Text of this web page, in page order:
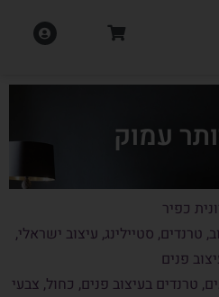
עמוק
כפיר
, טרנדים, סטיילינג, עיצוב ישראלי,
פנים
, טרנדים בעיצוב פנים, כחול, צבעי